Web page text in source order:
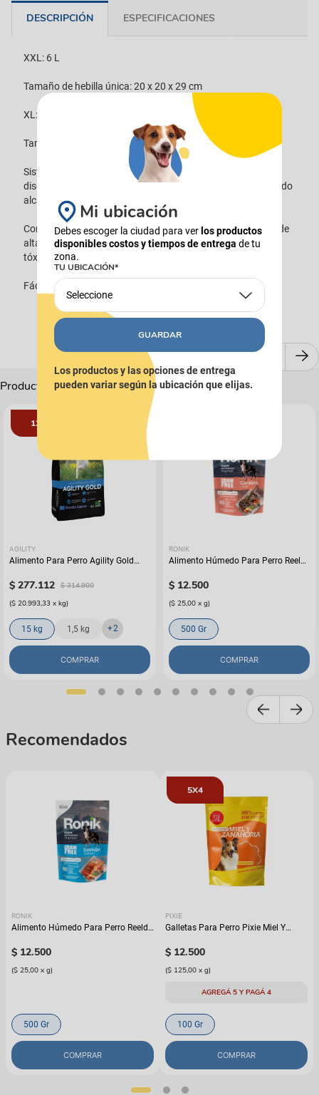
DESCRIPCIÓN ESPECIFICACIONES
XXL: 6 L
Tamaño de hebilla única: 20 x 20 x 29 cm
XL: 3 L
Tamaño de hebilla única: 17 x 17 x 24,5 cm
Sistema automático de alimentación para mascotas con
diseño de gravedad que repone el suministro de agua cuando
alcanza un nivel bajo
Compatible para gatos y perros, fabricado con materiales de
alta calidad, libre de BPA, plástico de grado alimenticio, no
tóxico y sin olores extraños
Fácil de instalar, almacenar y limpiar.
Productos Complementarios
12%
AGILITY
Alimento Para Perro Agility Gold
$ 277.112 $ 314.900
($ 20.993,33 x kg)
15 kg 1,5 kg +2
COMPRAR
RONIK
Alimento Húmedo Para Perro Reelds
$ 12.500
($ 25,00 x g)
500 Gr
COMPRAR
Recomendados
RONIK
Alimento Húmedo Para Perro Reelds
$ 12.500
($ 25,00 x g)
500 Gr
COMPRAR
5X4
PIXIE
Galletas Para Perro Pixie Miel Y
$ 12.500
($ 125,00 x g)
AGREGÁ 5 Y PAGÁ 4
100 Gr
COMPRAR
Mi ubicación
Debes escoger la ciudad para ver los productos
disponibles costos y tiempos de entrega de tu
zona.
TU UBICACIÓN*
Seleccione
GUARDAR
Los productos y las opciones de entrega
pueden variar según la ubicación que elijas.